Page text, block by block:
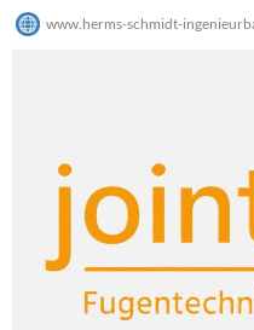
www.herms-schmidt-